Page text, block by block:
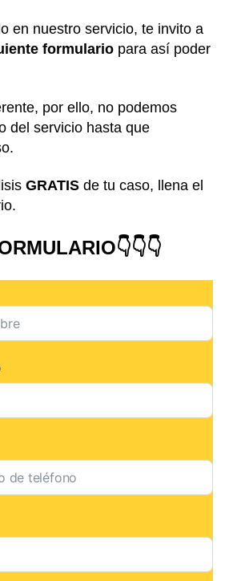
en nuestro servicio, te invito a
formulario para así poder
por ello, no podemos
del servicio hasta que
GRATIS de tu caso, llena el